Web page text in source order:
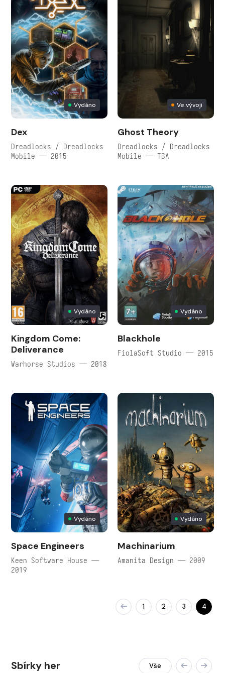
Vydáno
Dex
Dreadlocks / Dreadlocks
Mobile — 2015
Ve vývoji
Ghost Theory
Dreadlocks / Dreadlocks
Mobile — TBA
Vydáno
Kingdom Come:
Deliverance
Warhorse Studios — 2018
Vydáno
Blackhole
FiolaSoft Studio — 2015
Vydáno
Space Engineers
Keen Software House —
2019
Vydáno
Machinarium
Amanita Design — 2009
1 2 3 4
Sbírky her Vše